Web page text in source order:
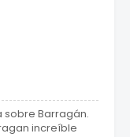
sobre Barragán.
increíble